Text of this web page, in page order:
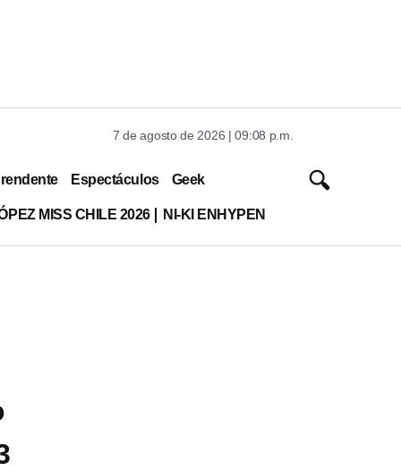
7 de agosto de 2026 | 09:08 p.m.
Espectáculos Geek
MISS CHILE 2026 NI-KI ENHYPEN